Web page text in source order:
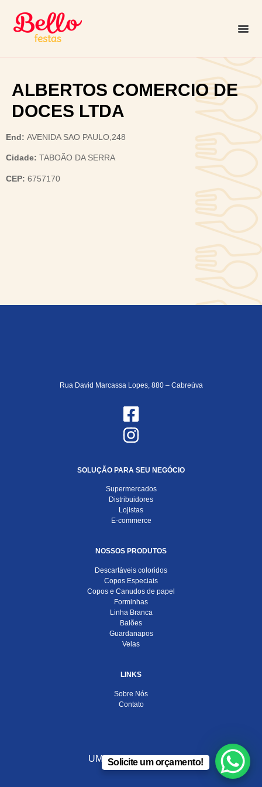
ALBERTOS COMERCIO DE
DOCES LTDA
End: AVENIDA SAO PAULO,248
Cidade: TABOÃO DA SERRA
CEP: 6757170
Rua David Marcassa Lopes, 880 – Cabreúva
SOLUÇÃO PARA SEU NEGÓCIO
Supermercados
Distribuidores
Lojistas
E-commerce
NOSSOS PRODUTOS
Descartáveis coloridos
Copos Especiais
Copos e Canudos de papel
Forminhas
Linha Branca
Balões
Guardanapos
Velas
LINKS
Sobre Nós
Contato
UMA EMPRESA DO
Solicite um orçamento!